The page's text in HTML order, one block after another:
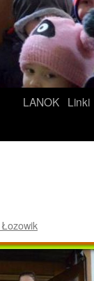
LANOK Linki